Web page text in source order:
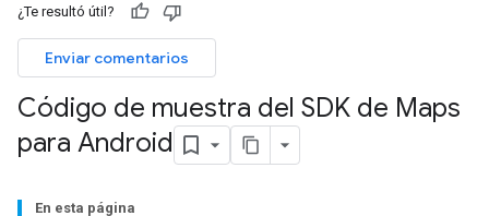
¿Te resultó útil?
Enviar comentarios
Código de muestra del SDK de Maps
para Android
En esta página